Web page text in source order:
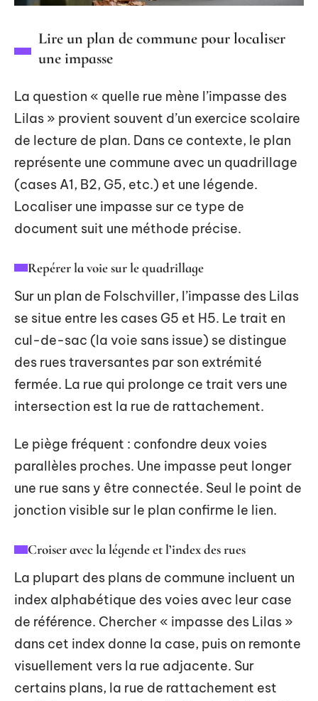
Lire un plan de commune pour localiser
une impasse
La question « quelle rue mène l’impasse des
Lilas » provient souvent d’un exercice scolaire
de lecture de plan. Dans ce contexte, le plan
représente une commune avec un quadrillage
(cases A1, B2, G5, etc.) et une légende.
Localiser une impasse sur ce type de
document suit une méthode précise.
Repérer la voie sur le quadrillage
Sur un plan de Folschviller, l’impasse des Lilas
se situe entre les cases G5 et H5. Le trait en
cul-de-sac (la voie sans issue) se distingue
des rues traversantes par son extrémité
fermée. La rue qui prolonge ce trait vers une
intersection est la rue de rattachement.
Le piège fréquent : confondre deux voies
parallèles proches. Une impasse peut longer
une rue sans y être connectée. Seul le point de
jonction visible sur le plan confirme le lien.
Croiser avec la légende et l’index des rues
La plupart des plans de commune incluent un
index alphabétique des voies avec leur case
de référence. Chercher « impasse des Lilas »
dans cet index donne la case, puis on remonte
visuellement vers la rue adjacente. Sur
certains plans, la rue de rattachement est